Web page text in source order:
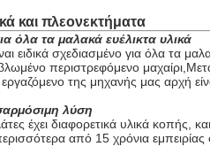
και πλεονεκτήματα
όλα τα μαλακά ευέλικτα υλικά
ειδικά σχεδιασμένο για όλα τα
περιστρεφόμενο
της μηχανής μας αρχή
λύση
έχει διαφορετικά υλικά κοπής,
από 15 χρόνια